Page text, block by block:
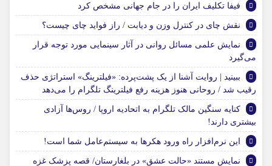
فیفا تکلیف ایران را در جام جهانی مشخص کرد
نقش چای در کنترل وزن و دیابت / راز فواید چای چیست؟
نمایش علمی مسائل روانی در آثار سینمایی مورد توجه قرار
می‌گیرد
ببینید | روایت آشنا از یک پشت‌پرده: «فیلترینگ» استراتژی حذف
رقیب شد / روحانی هنوز هزینه رفع فیلترینگ تلگرام را می‌دهد
کنایه سنگین مالک تلگرام به اتحادیه اروپا / روس‌ها آزادی
بیشتری دارند!
این نرم‌افزار راه ورود هکرها به سیستم‌عامل شما است!
نمایش مستند «حالت عشق» در بلغارستان/ قصه پزشک غزه